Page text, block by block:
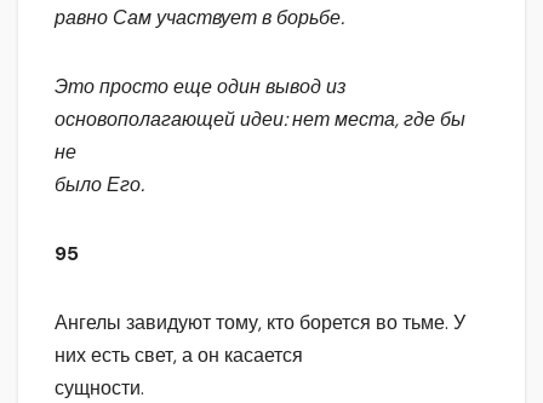
равно Сам участвует в борьбе.
Это просто еще один вывод из
основополагающей идеи: нет места, где бы
не
было Его.
95
Ангелы завидуют тому, кто борется во тьме. У
них есть свет, а он касается
сущности.